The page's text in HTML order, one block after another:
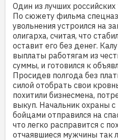
Один из лучших
По сюжету фильма
увольнения устроился на
олигарха, считая, что
оставит его без денег.
выплаты работягам из
суммы, и готовился к
Просидев полгода без
силой отобрать свои
похитили бизнесмена,
выкуп. Начальник охраны
бойцами отправился на
что легко расправится с
отчаявшиеся мужчины так